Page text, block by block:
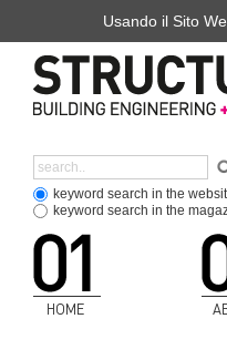
keyword search in the
keyword search in the
HOME
Usando il Sito